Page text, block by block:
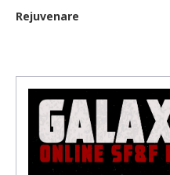
Rejuvenare